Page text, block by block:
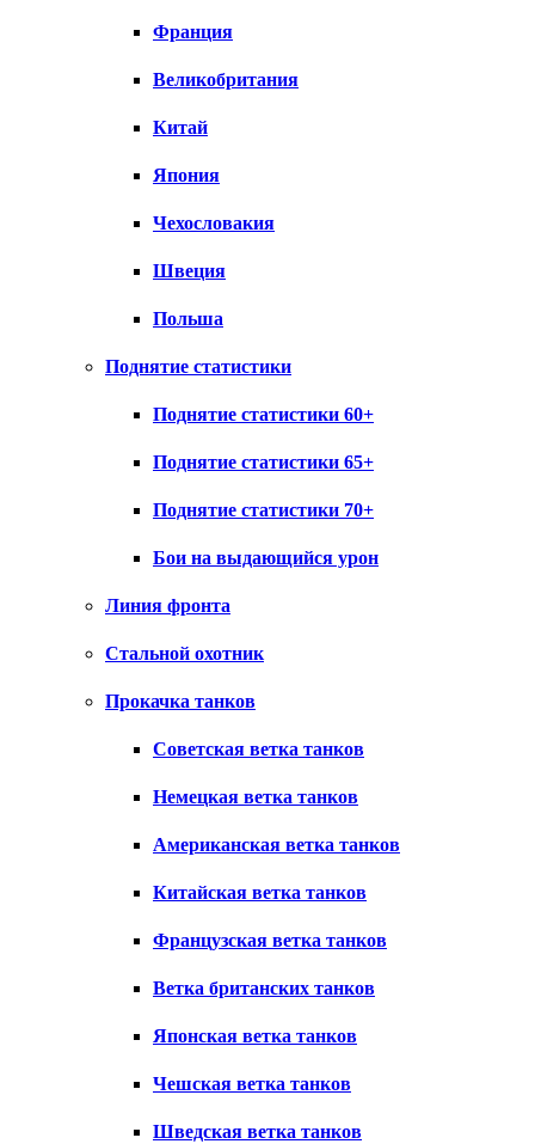
Франция
Великобритания
Китай
Япония
Чехословакия
Швеция
Польша
Поднятие статистики
Поднятие статистики 60+
Поднятие статистики 65+
Поднятие статистики 70+
Бои на выдающийся урон
Линия фронта
Стальной охотник
Прокачка танков
Советская ветка танков
Немецкая ветка танков
Американская ветка танков
Китайская ветка танков
Французская ветка танков
Ветка британских танков
Японская ветка танков
Чешская ветка танков
Шведская ветка танков